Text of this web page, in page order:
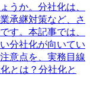
うか。分社化は、
承継対策など、さ
す。本記事では、
分社化が向いてい
意点を、実務目線
とは？分社化と